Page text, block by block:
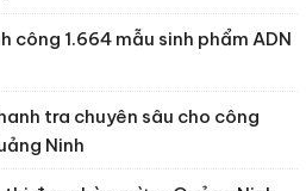
công 1.664 mẫu sinh phẩm ADN
tra chuyên sâu cho công
Ninh